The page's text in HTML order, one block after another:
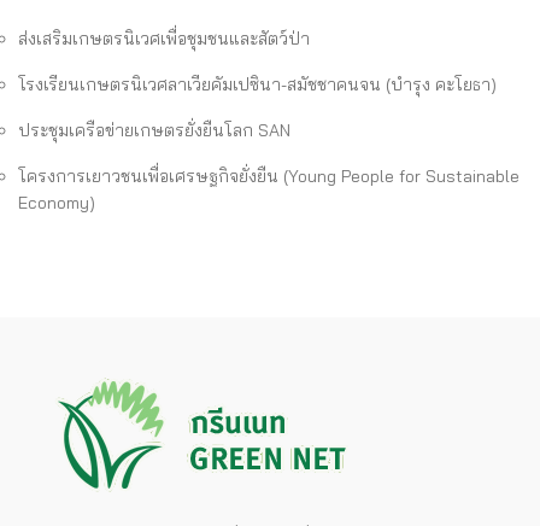
ส่งเสริมเกษตรนิเวศเพื่อชุมชนและสัตว์ป่า
โรงเรียนเกษตรนิเวศลาเวียคัมเปซินา-สมัชชาคนจน (บำรุง คะโยธา)
ประชุมเครือข่ายเกษตรยั่งยืนโลก SAN
โครงการเยาวชนเพื่อเศรษฐกิจยั่งยืน (Young People for Sustainable
Economy)